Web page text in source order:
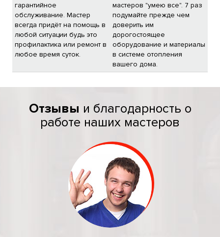
гарантийное
обслуживание. Мастер
всегда придёт на помощь в
любой ситуации будь это
профилактика или ремонт в
любое время суток.
мастеров "умею все". 7 раз
подумайте прежде чем
доверить им
дорогостоящее
оборудование и материалы
в системе отопления
вашего дома.
Отзывы и благодарность о
работе наших мастеров